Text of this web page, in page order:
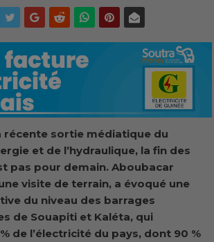
récente sortie médiatique du
et de l’hydraulique, la fin des
pas pour demain. Aboubacar
visite de terrain, a évoqué une
du niveau des barrages
de Souapiti et Kaléta, qui
de l’électricité du pays, dont 90 %